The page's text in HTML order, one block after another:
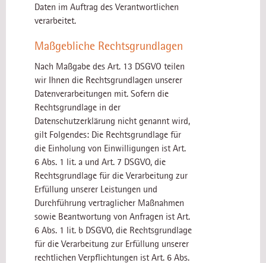
Daten im Auftrag des Verantwortlichen
verarbeitet.
Maßgebliche Rechtsgrundlagen
Nach Maßgabe des Art. 13 DSGVO teilen
wir Ihnen die Rechtsgrundlagen unserer
Datenverarbeitungen mit. Sofern die
Rechtsgrundlage in der
Datenschutzerklärung nicht genannt wird,
gilt Folgendes: Die Rechtsgrundlage für
die Einholung von Einwilligungen ist Art.
6 Abs. 1 lit. a und Art. 7 DSGVO, die
Rechtsgrundlage für die Verarbeitung zur
Erfüllung unserer Leistungen und
Durchführung vertraglicher Maßnahmen
sowie Beantwortung von Anfragen ist Art.
6 Abs. 1 lit. b DSGVO, die Rechtsgrundlage
für die Verarbeitung zur Erfüllung unserer
rechtlichen Verpflichtungen ist Art. 6 Abs.